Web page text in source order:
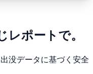
ポートで。
没データに基づく安全